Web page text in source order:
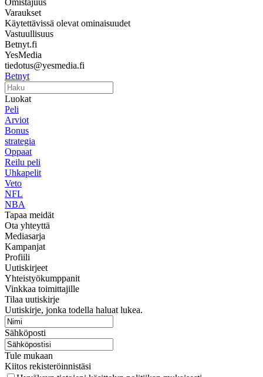
Varaukset
Käytettävissä olevat ominaisuudet
Vastuullisuus
Betnyt.fi
YesMedia
tiedotus@yesmedia.fi
Betnyt
Luokat
Peli
Arviot
Bonus
strategia
Oppaat
Reilu peli
Uhkapelit
Veto
NFL
NBA
Tapaa meidät
Ota yhteyttä
Mediasarja
Kampanjat
Profiili
Uutiskirjeet
Yhteistyökumppanit
Vinkkaa toimittajille
Tilaa uutiskirje
Uutiskirje, jonka todella haluat lukea.
Sähköposti
Tule mukaan
Kiitos rekisteröinnistäsi